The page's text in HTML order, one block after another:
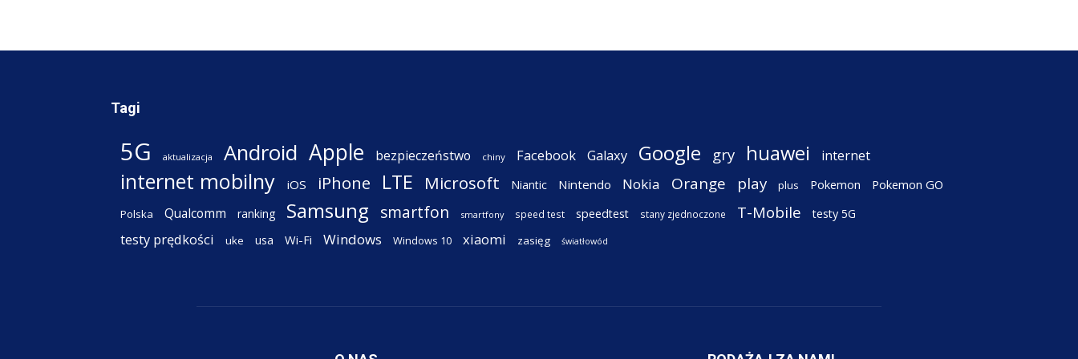
Tagi
5G aktualizacja Android Apple bezpieczeństwo chiny Facebook Galaxy Google gry huawei internet
internet mobilny iOS iPhone LTE Microsoft Niantic Nintendo Nokia Orange play plus Pokemon Pokemon GO
Polska Qualcomm ranking Samsung smartfon smartfony speed test speedtest stany zjednoczone T-Mobile testy 5G
testy prędkości uke usa Wi-Fi Windows Windows 10 xiaomi zasięg światłowód